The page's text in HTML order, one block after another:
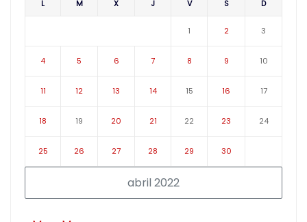
abril 2022
L M X J V S D
1 2 3
4 5 6 7 8 9 10
11 12 13 14 15 16 17
18 19 20 21 22 23 24
25 26 27 28 29 30